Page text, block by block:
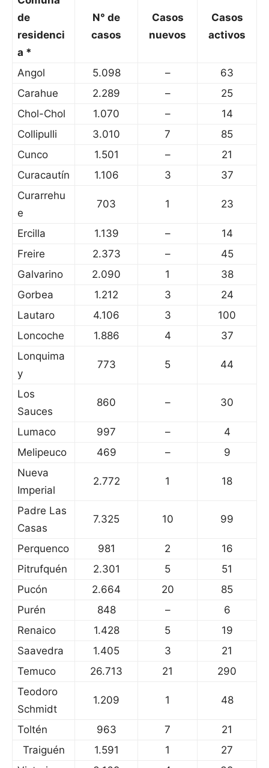
de
residenci
a *
N° de
casos
Casos
nuevos
Casos
activos
Angol 5.098 –
63
Carahue
2.289 –
25
Chol-Chol
1.070 –
14
Collipulli
3.010 7
85
Cunco
1.501 –
21
Curacautín
1.106 3
37
Curarrehu
e
703 1 23
Ercilla 1.139 –
14
Freire
2.373 –
45
Galvarino
2.090 1
38
Gorbea
1.212 3
24
Lautaro
4.106 3
100
Loncoche
1.886 4
37
Lonquima
y
773 5 44
Los
Sauces
860 – 30
Lumaco 997 –
4
Melipeuco
469 –
9
Nueva
Imperial
2.772 1 18
Padre Las
Casas
7.325 10 99
Perquenco 981 2
16
Pitrufquén
2.301 5
51
Pucón
2.664 20
85
Purén
848 –
6
Renaico
1.428 5
19
Saavedra
1.405 3
21
Temuco
26.713 21
290
Teodoro
Schmidt
1.209 1 48
Toltén 963 7
21
Traiguén
1.591 1
27